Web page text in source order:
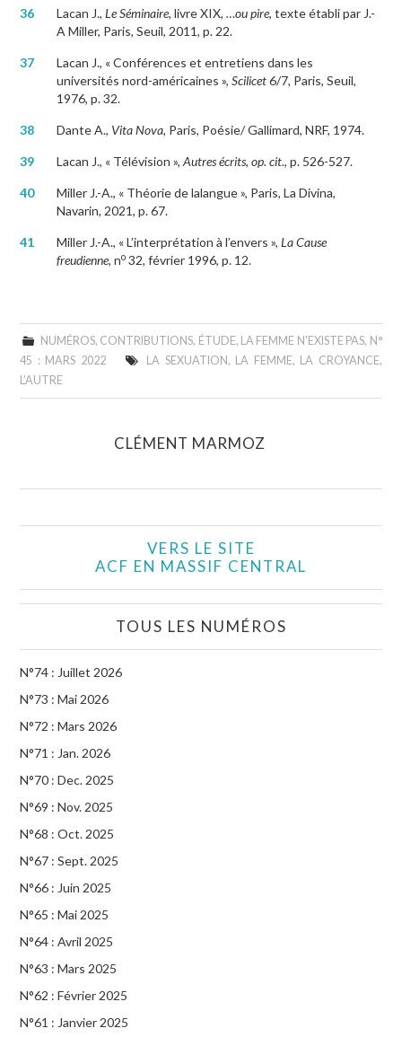
36 Lacan J.,Le Séminaire,livre XIX, …ou pire, texte établi par J.-
A Miller, Paris, Seuil, 2011, p. 22.
37
Lacan J., « Conférences et entretiens dans les
universités nord-américaines »,Scilicet6/7, Paris, Seuil,
1976, p. 32.
38 Dante A., Vita Nova, Paris, Poésie/ Gallimard, NRF, 1974.
39 Lacan J., « Télévision »,Autres écrits,op. cit., p. 526-527.
40
Miller J.-A., « Théorie de lalangue », Paris, La Divina,
Navarin, 2021, p. 67.
41 Miller J.-A., « L’interprétation à l’envers »,La Cause
freudienne, no 32, février 1996, p. 12.
NUMÉROS, CONTRIBUTIONS, ÉTUDE, LA FEMME N'EXISTE PAS, N°
45 : MARS 2022
LA SEXUATION, LA FEMME, LA CROYANCE,
L’AUTRE
CLÉMENT MARMOZ
VERS LE SITE
ACF EN MASSIF CENTRAL
TOUS LES NUMÉROS
N°74 : Juillet 2026
N°73 : Mai 2026
N°72 : Mars 2026
N°71 : Jan. 2026
N°70 : Dec. 2025
N°69 : Nov. 2025
N°68 : Oct. 2025
N°67 : Sept. 2025
N°66 : Juin 2025
N°65 : Mai 2025
N°64 : Avril 2025
N°63 : Mars 2025
N°62 : Février 2025
N°61 : Janvier 2025